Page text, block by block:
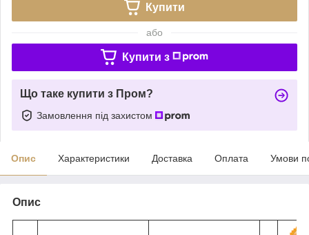
Купити
або
Купити з
Що таке купити з Пром?
Замовлення під захистом
Опис Характеристики Доставка Оплата Умови
Опис